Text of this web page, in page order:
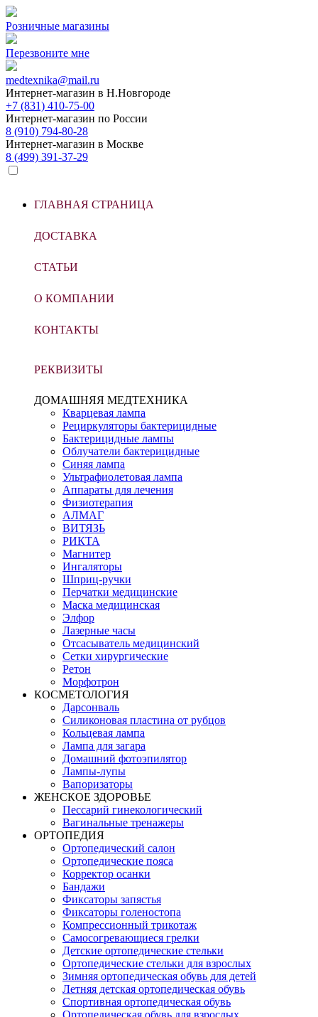
Розничные магазины
Перезвоните мне
medtexnika@mail.ru
Интернет-магазин в Н.Новгороде
+7 (831) 410-75-00
Интернет-магазин по России
8 (910) 794-80-28
Интернет-магазин в Москве
8 (499) 391-37-29
ГЛАВНАЯ СТРАНИЦА
ДОСТАВКА
СТАТЬИ
О КОМПАНИИ
КОНТАКТЫ
РЕКВИЗИТЫ
ДОМАШНЯЯ МЕДТЕХНИКА
Кварцевая лампа
Рециркуляторы бактерицидные
Бактерицидные лампы
Облучатели бактерицидные
Синяя лампа
Ультрафиолетовая лампа
Аппараты для лечения
Физиотерапия
АЛМАГ
ВИТЯЗЬ
РИКТА
Магнитер
Ингаляторы
Шприц-ручки
Перчатки медицинские
Маска медицинская
Элфор
Лазерные часы
Отсасыватель медицинский
Сетки хирургические
Ретон
Морфотрон
КОСМЕТОЛОГИЯ
Дарсонваль
Силиконовая пластина от рубцов
Кольцевая лампа
Лампа для загара
Домашний фотоэпилятор
Лампы-лупы
Вапоризаторы
ЖЕНСКОЕ ЗДОРОВЬЕ
Пессарий гинекологический
Вагинальные тренажеры
ОРТОПЕДИЯ
Ортопедический салон
Ортопедические пояса
Корректор осанки
Бандажи
Фиксаторы запястья
Фиксаторы голеностопа
Компрессионный трикотаж
Самосогревающиеся грелки
Детские ортопедические стельки
Ортопедические стельки для взрослых
Зимняя ортопедическая обувь для детей
Летняя детская ортопедическая обувь
Спортивная ортопедическая обувь
Ортопедическая обувь для взрослых